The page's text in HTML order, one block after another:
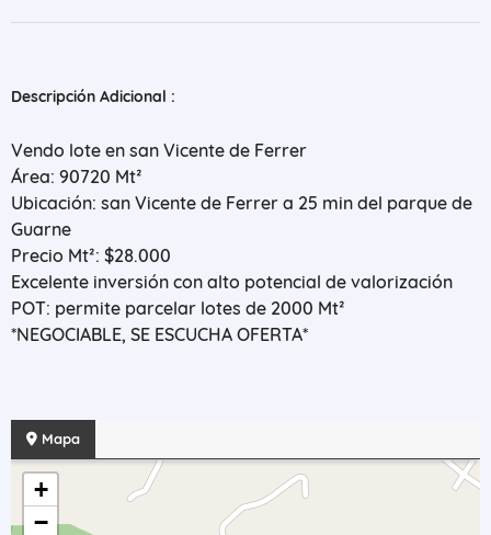
Descripción Adicional :
Vendo lote en san Vicente de Ferrer
Área: 90720 Mt²
Ubicación: san Vicente de Ferrer a 25 min del parque de
Guarne
Precio Mt²: $28.000
Excelente inversión con alto potencial de valorización
POT: permite parcelar lotes de 2000 Mt²
*NEGOCIABLE, SE ESCUCHA OFERTA*
Mapa
+
−